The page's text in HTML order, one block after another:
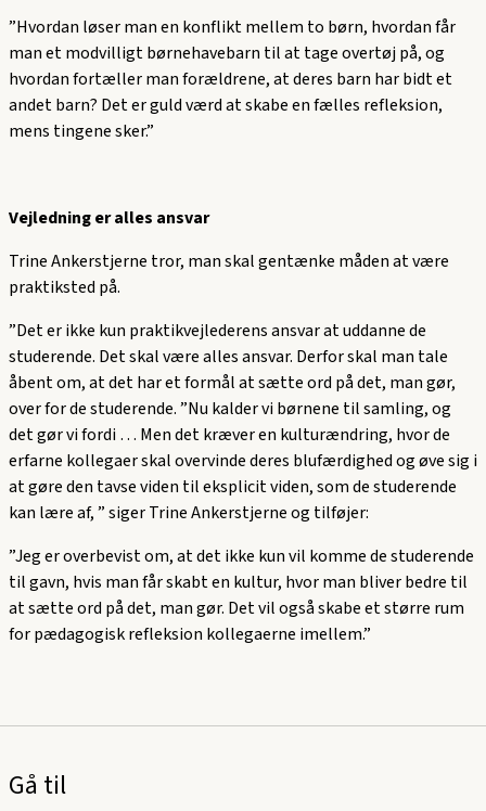
”Hvordan løser man en konflikt mellem to børn, hvordan får
man et modvilligt børnehavebarn til at tage overtøj på, og
hvordan fortæller man forældrene, at deres barn har bidt et
andet barn? Det er guld værd at skabe en fælles refleksion,
mens tingene sker.”
Vejledning er alles ansvar
Trine Ankerstjerne tror, man skal gentænke måden at være
praktiksted på.
”Det er ikke kun praktikvejlederens ansvar at uddanne de
studerende. Det skal være alles ansvar. Derfor skal man tale
åbent om, at det har et formål at sætte ord på det, man gør,
over for de studerende. ”Nu kalder vi børnene til samling, og
det gør vi fordi … Men det kræver en kulturændring, hvor de
erfarne kollegaer skal overvinde deres blufærdighed og øve sig i
at gøre den tavse viden til eksplicit viden, som de studerende
kan lære af, ” siger Trine Ankerstjerne og tilføjer:
”Jeg er overbevist om, at det ikke kun vil komme de studerende
til gavn, hvis man får skabt en kultur, hvor man bliver bedre til
at sætte ord på det, man gør. Det vil også skabe et større rum
for pædagogisk refleksion kollegaerne imellem.”
Gå til